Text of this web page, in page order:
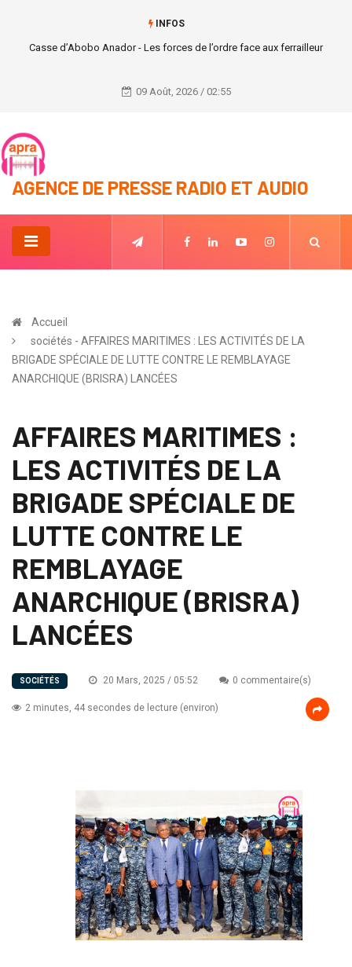
INFOS
#info_rapide L'Assemblée nationale Béninoise vote la légalisation de
09 Août, 2026 / 02:55
AGENCE DE PRESSE RADIO ET AUDIO
Accueil
sociétés - AFFAIRES MARITIMES : LES ACTIVITÉS DE LA
BRIGADE SPÉCIALE DE LUTTE CONTRE LE REMBLAYAGE
ANARCHIQUE (BRISRA) LANCÉES
AFFAIRES MARITIMES :
LES ACTIVITÉS DE LA
BRIGADE SPÉCIALE DE
LUTTE CONTRE LE
REMBLAYAGE
ANARCHIQUE (BRISRA)
LANCÉES
SOCIÉTÉS 20 Mars, 2025 / 05:52 0 commentaire(s)
2 minutes, 44 secondes de lecture (environ)